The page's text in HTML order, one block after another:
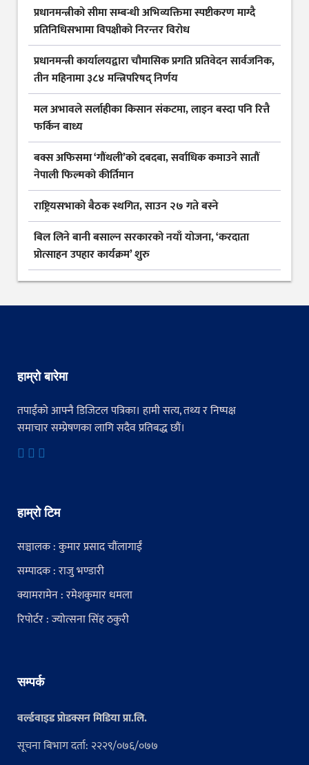
प्रधानमन्त्रीको सीमा सम्बन्धी अभिव्यक्तिमा स्पष्टीकरण माग्दै
प्रतिनिधिसभामा विपक्षीको निरन्तर विरोध
प्रधानमन्त्री कार्यालयद्वारा चौमासिक प्रगति प्रतिवेदन सार्वजनिक,
तीन महिनामा ३८४ मन्त्रिपरिषद् निर्णय
मल अभावले सर्लाहीका किसान संकटमा, लाइन बस्दा पनि रित्तै
फर्किन बाध्य
बक्स अफिसमा ‘गौंथली’को दबदबा, सर्वाधिक कमाउने सातौं
नेपाली फिल्मको कीर्तिमान
राष्ट्रियसभाको बैठक स्थगित, साउन २७ गते बस्ने
बिल लिने बानी बसाल्न सरकारको नयाँ योजना, ‘करदाता
प्रोत्साहन उपहार कार्यक्रम’ शुरु
हाम्रो बारेमा
तपाईंको आफ्नै डिजिटल पत्रिका। हामी सत्य, तथ्य र निष्पक्ष
समाचार सम्प्रेषणका लागि सदैव प्रतिबद्ध छौं।
हाम्रो टिम
सञ्चालक : कुमार प्रसाद चौंलागाईं
सम्पादक : राजु भण्डारी
क्यामरामेन : रमेशकुमार धमला
रिपोर्टर : ज्योत्सना सिंह ठकुरी
सम्पर्क
वर्ल्डवाइड प्रोडक्सन मिडिया प्रा.लि.
सूचना बिभाग दर्ता: २२२९/०७६/०७७